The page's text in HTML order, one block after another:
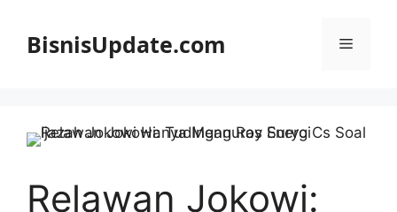
BisnisUpdate.com Menu
Relawan Jokowi: